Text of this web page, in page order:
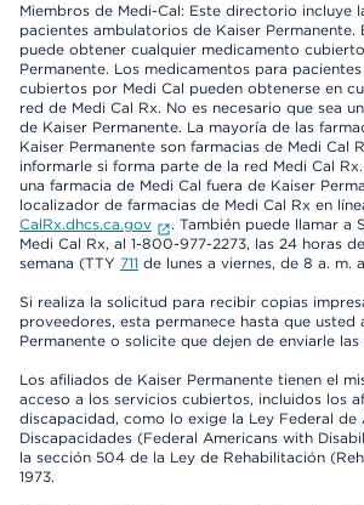
Miembros de Medi-Cal: Este directorio incluye
pacientes ambulatorios de Kaiser Permanente.
puede obtener cualquier medicamento
Permanente. Los medicamentos para
cubiertos por Medi Cal pueden obtenerse en
red de Medi Cal Rx. No es necesario que sea
de Kaiser Permanente. La mayoría de las
Kaiser Permanente son farmacias de Medi Cal
informarle si forma parte de la red Medi Cal
una farmacia de Medi Cal fuera de Kaiser
localizador de farmacias de Medi Cal Rx en
CalRx.dhcs.ca.gov
. También puede llamar a
Medi Cal Rx, al 1-800-977-2273, las 24 horas
semana (TTY 711 de lunes a viernes, de 8 a. m.
Si realiza la solicitud para recibir copias
proveedores, esta permanece hasta que usted
Permanente o solicite que dejen de enviarle las
Los afiliados de Kaiser Permanente tienen el
acceso a los servicios cubiertos, incluidos los
discapacidad, como lo exige la Ley Federal de
Discapacidades (Federal Americans with
la sección 504 de la Ley de Rehabilitación
1973.